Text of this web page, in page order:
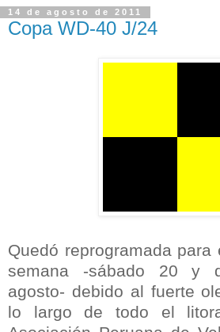
14 de agosto de 2011
Copa WD-40 J/24
Quedó reprogramada
semana -sábado 20 y
agosto- debido al fuerte
lo largo de todo el